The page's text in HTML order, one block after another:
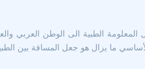
الطبية الى الوطن العربي
ما يزال هو جعل المسافة بين